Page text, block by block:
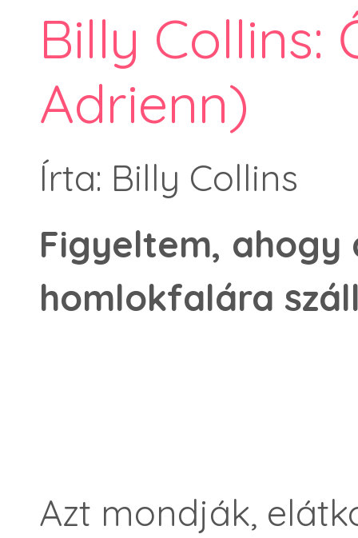
Billy Collins:
Adrienn)
Írta: Billy Collins
Figyeltem,
homlokfalára
Azt mondják,